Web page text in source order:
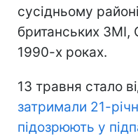
сусідньому
британських
1990-х роках.
13 травня стало
затримали 21-
підозрюють у